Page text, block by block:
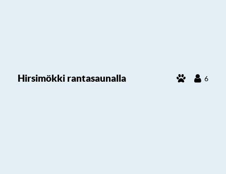
Hirsimökki rantasaunalla 6